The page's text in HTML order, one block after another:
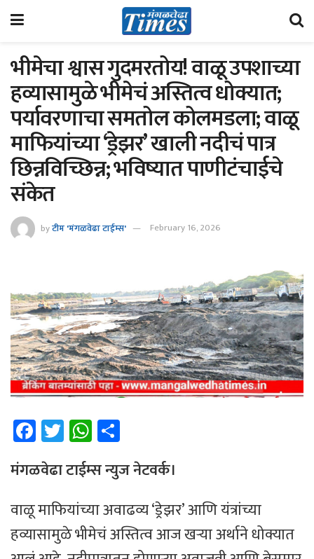
भीमेचा श्वास गुदमरतोय! वाळू उपशाच्या
हव्यासामुळे भीमेचं अस्तित्व धोक्यात;
पर्यावरणाचा समतोल कोलमडला; वाळू
माफियांच्या ‘ड्रेझर’ खाली नदीचं पात्र
छिन्नविच्छिन्न; भविष्यात पाणीटंचाईचे
संकेत
byटीम 'मंगळवेढा टाईम्स' February 16, 2026
Fa
ce
b
o
ok
T
wi
tt
er
W
h
at
sA
p
p
ar
e
मंगळवेढा टाईम्स न्युज नेटवर्क।
वाळू माफियांच्या अवाढव्य ‘ड्रेझर’ आणि यंत्रांच्या
हव्यासामुळे भीमेचं अस्तित्व आज खऱ्या अर्थाने धोक्यात